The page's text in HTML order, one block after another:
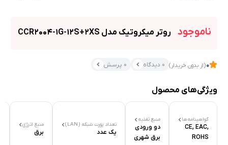
ناموجود روتر میکروتیک مدل CCR2004-1G-12S+2XS
0(از بدون خریدار) 0 دیدگاه 0 پرسش
ویژگی‌های محصول
گواهینامه‌‌ها
CE, EAC,
ROHS
منبع تغذیه
دو ورودی
برق شهری
تعداد پورت شبکه (LAN)
یک عدد
منبع انرژی
برق